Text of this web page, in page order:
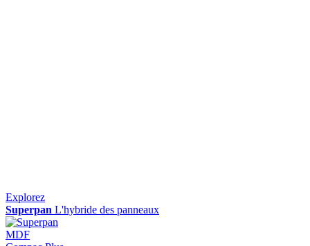
Explorez
Superpan L'hybride des panneaux
MDF